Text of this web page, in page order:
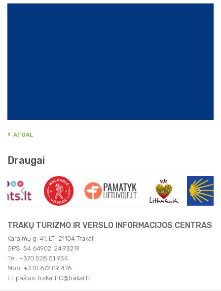
ATGAL
Draugai
TRAKŲ TURIZMO IR VERSLO INFORMACIJOS CENTRAS
Karaimų g. 41, LT- 21104 Trakai
GPS: 54.64902 24.93219
Tel. +370 528 51 934
Mob. +370 672 09 476
El. paštas: trakaiTIC@trakai.lt